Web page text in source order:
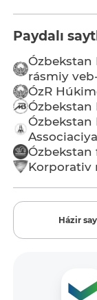
Paydalı
Ózbekstan
rásmiy
ÓzR
Ózbekstan
Ózbekstan
Ózbekstan
Korporativ
Házir